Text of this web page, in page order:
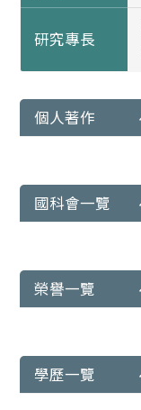
研究專長
個人著作
國科會一覽
榮譽一覽
學歷一覽